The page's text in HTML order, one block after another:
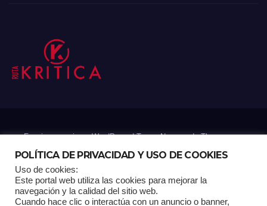
Funciona gracias a WordPress|Tema: Newsup deThemeansar
POLÍTICA DE PRIVACIDAD Y USO DE COOKIES
Uso de cookies:
Este portal web utiliza las cookies para mejorar la
navegación y la calidad del sitio web.
Cuando hace clic o interactúa con un anuncio o banner,